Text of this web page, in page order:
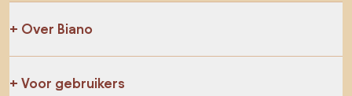
Over Biano
Voor gebruikers